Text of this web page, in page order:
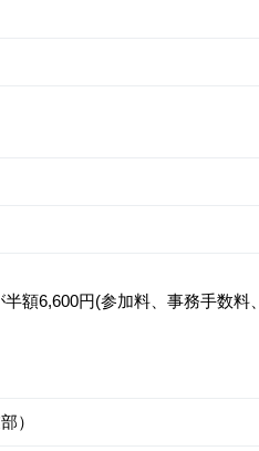
額6,600円(参加料、事務手数料、
）